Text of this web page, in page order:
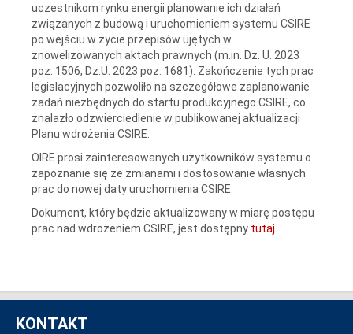
uczestnikom rynku energii planowanie ich działań
związanych z budową i uruchomieniem systemu CSIRE
po wejściu w życie przepisów ujętych w
znowelizowanych aktach prawnych (m.in. Dz. U. 2023
poz. 1506, Dz.U. 2023 poz. 1681). Zakończenie tych prac
legislacyjnych pozwoliło na szczegółowe zaplanowanie
zadań niezbędnych do startu produkcyjnego CSIRE, co
znalazło odzwierciedlenie w publikowanej aktualizacji
Planu wdrożenia CSIRE.
OIRE prosi zainteresowanych użytkowników systemu o
zapoznanie się ze zmianami i dostosowanie własnych
prac do nowej daty uruchomienia CSIRE.
Dokument, który będzie aktualizowany w miarę postępu
prac nad wdrożeniem CSIRE, jest dostępny tutaj.
KONTAKT